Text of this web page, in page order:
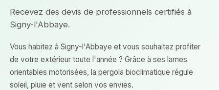
Recevez des devis de professionnels certifiés à
Signy-l'Abbaye.
Vous habitez à Signy-l'Abbaye et vous souhaitez profiter
de votre extérieur toute l'année ? Grâce à ses lames
orientables motorisées, la pergola bioclimatique régule
soleil, pluie et vent selon vos envies.